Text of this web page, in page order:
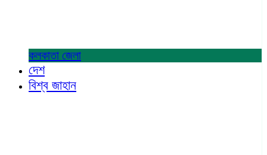
কলকাতা জেলা
দেশ
বিশ্ব জাহান